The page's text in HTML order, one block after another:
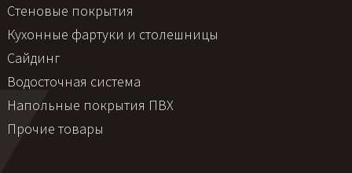
Стеновые покрытия
Кухонные фартуки и столешницы
Сайдинг
Водосточная система
Напольные покрытия ПВХ
Прочие товары